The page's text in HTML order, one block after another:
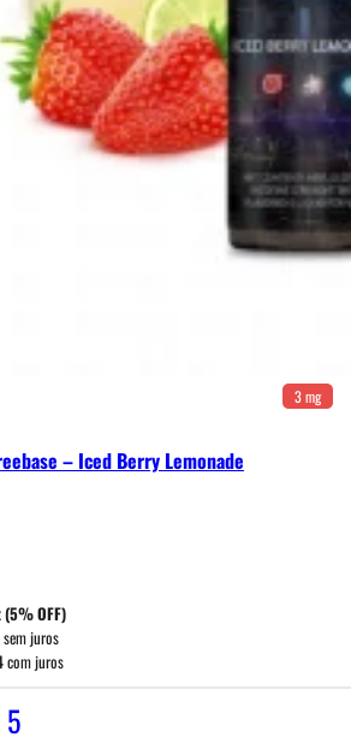
3 mg
– Iced Berry Lemonade
(5% OFF)
sem juros
com juros